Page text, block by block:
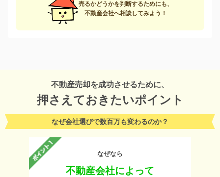
売るかどうかを判断するためにも、
不動産会社へ相談してみよう！
不動産売却を成功させるために、
押さえておきたいポイント
なぜ会社選びで数百万も変わるのか？
なぜなら
不動産会社によって